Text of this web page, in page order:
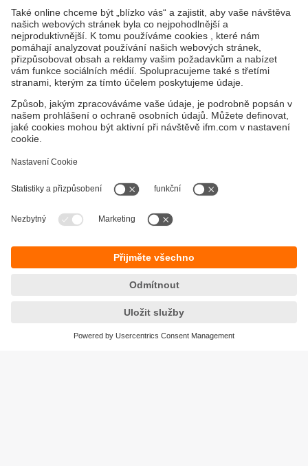
Optimalizujte svou výrobu v reálném čase
Pomocí shromážděných dat ze senzorů můžete
Nastavte si zařízení pomocí nástroje